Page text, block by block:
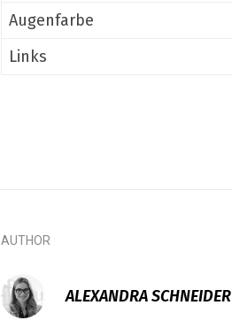
Augenfarbe
Links
AUTHOR
ALEXANDRA SCHNEIDER